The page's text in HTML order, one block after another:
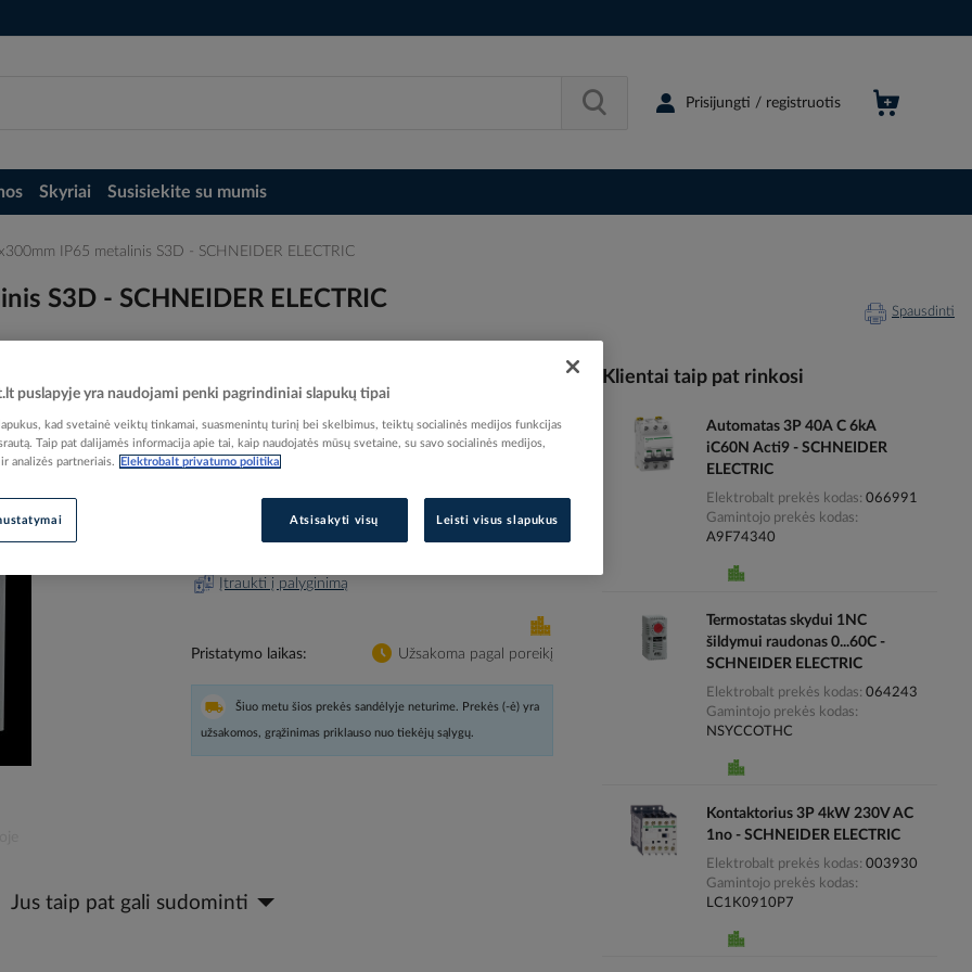
Prisijungti / registruotis
Skyriai Susisiekite su mumis
IP65 metalinis S3D - SCHNEIDER ELECTRIC
S3D - SCHNEIDER ELECTRIC Spausdinti
Elektrobalt prekės kodas
200493
EAN kodas
Prisijunkite, norėdami pamatyti kainas
Įtraukti į palyginimą
Pristatymo laikas Užsakoma pagal poreikį
Šiuo metu šios prekės sandėlyje neturime. Prekės (-ė) yra
užsakomos, grąžinimas priklauso nuo tiekėjų sąlygų.
Jus taip pat gali sudominti
Klientai taip pat rinkosi
Automatas 3P 40A C 6kA
iC60N Acti9 - SCHNEIDER
ELECTRIC
Elektrobalt prekės kodas 066991
Gamintojo prekės kodas
A9F74340
Termostatas skydui 1NC
šildymui raudonas 0...60C -
SCHNEIDER ELECTRIC
Elektrobalt prekės kodas 064243
Gamintojo prekės kodas
NSYCCOTHC
Kontaktorius 3P 4kW 230V AC
1no - SCHNEIDER ELECTRIC
Elektrobalt prekės kodas 003930
Gamintojo prekės kodas
LC1K0910P7
puslapyje yra naudojami penki pagrindiniai slapukų tipai
kad svetainė veiktų tinkamai, suasmenintų turinį bei skelbimus, teiktų socialinės medijos funkcijas
Taip pat dalijamės informacija apie tai, kaip naudojatės mūsų svetaine, su savo socialinės medijos,
analizės partneriais.
Elektrobalt privatumo politika
Atsisakyti visų Leisti visus slapukus